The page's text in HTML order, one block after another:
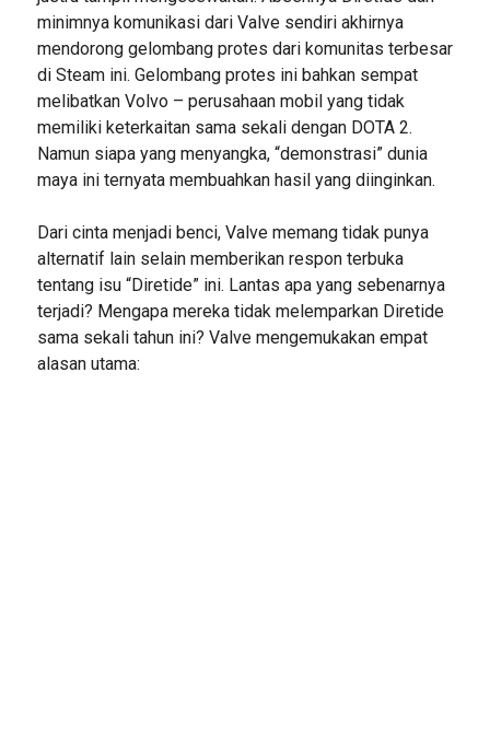
minimnya komunikasi dari Valve sendiri akhirnya
mendorong gelombang protes dari komunitas terbesar
di Steam ini. Gelombang protes ini bahkan sempat
melibatkan Volvo – perusahaan mobil yang tidak
memiliki keterkaitan sama sekali dengan DOTA 2.
Namun siapa yang menyangka, “demonstrasi” dunia
maya ini ternyata membuahkan hasil yang diinginkan.
Dari cinta menjadi benci, Valve memang tidak punya
alternatif lain selain memberikan respon terbuka
tentang isu “Diretide” ini. Lantas apa yang sebenarnya
terjadi? Mengapa mereka tidak melemparkan Diretide
sama sekali tahun ini? Valve mengemukakan empat
alasan utama: